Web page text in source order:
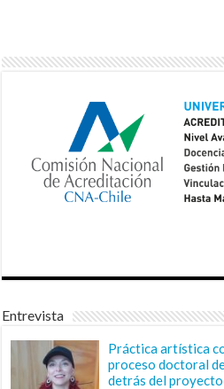
Entrevista
Práctica artística
proceso doctoral
detrás del